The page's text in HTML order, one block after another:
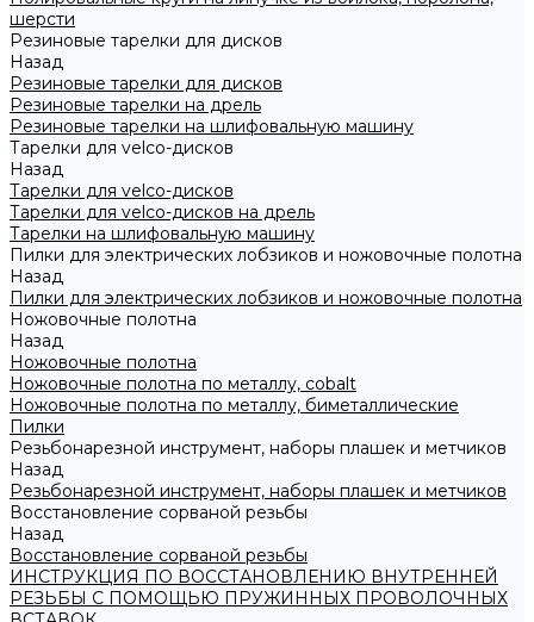
шерсти
Резиновые тарелки для дисков
Назад
Резиновые тарелки для дисков
Резиновые тарелки на дрель
Резиновые тарелки на шлифовальную машину
Тарелки для velco-дисков
Назад
Тарелки для velco-дисков
Тарелки для velco-дисков на дрель
Тарелки на шлифовальную машину
Пилки для электрических лобзиков и ножовочные полотна
Назад
Пилки для электрических лобзиков и ножовочные полотна
Ножовочные полотна
Назад
Ножовочные полотна
Ножовочные полотна по металлу, cobalt
Ножовочные полотна по металлу, биметаллические
Пилки
Резьбонарезной инструмент, наборы плашек и метчиков
Назад
Резьбонарезной инструмент, наборы плашек и метчиков
Восстановление сорваной резьбы
Назад
Восстановление сорваной резьбы
ИНСТРУКЦИЯ ПО ВОССТАНОВЛЕНИЮ ВНУТРЕННЕЙ
РЕЗЬБЫ С ПОМОЩЬЮ ПРУЖИННЫХ ПРОВОЛОЧНЫХ